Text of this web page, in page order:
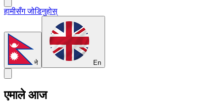
हामीसँग जोडिनुहोस्
ने En
एमाले आज